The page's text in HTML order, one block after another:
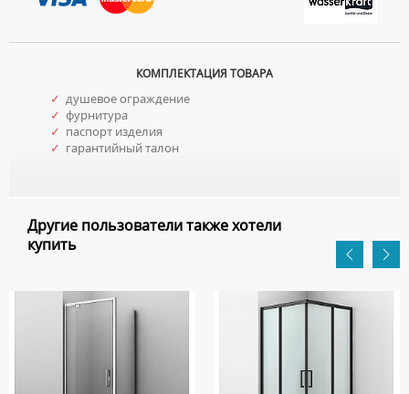
КОМПЛЕКТАЦИЯ ТОВАРА
✓ душевое ограждение
✓ фурнитура
✓ паспорт изделия
✓ гарантийный талон
Другие пользователи также хотели
купить